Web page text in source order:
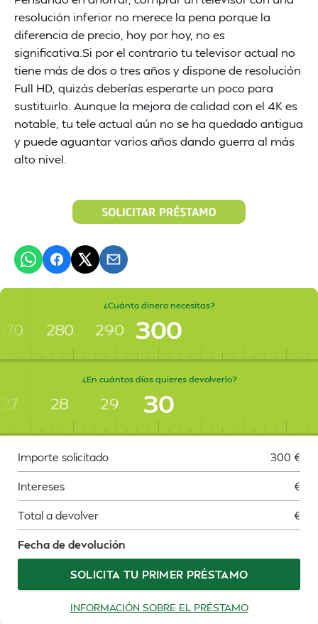
resolución inferior no merece la pena porque la
diferencia de precio, hoy por hoy, no es
significativa.Si por el contrario tu televisor actual no
tiene más de dos o tres años y dispone de resolución
Full HD, quizás deberías esperarte un poco para
sustituirlo. Aunque la mejora de calidad con el 4K es
notable, tu tele actual aún no se ha quedado antigua
y puede aguantar varios años dando guerra al más
alto nivel.
¿Cuánto dinero necesitas?
280 290 300
¿En cuántos días quieres devolverlo?
27 28 29 30
Importe solicitado 300 €
Intereses €
Total a devolver €
Fecha de devolución
SOLICITA TU PRIMER PRÉSTAMO
INFORMACIÓN SOBRE EL PRÉSTAMO